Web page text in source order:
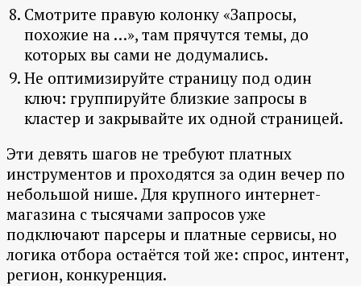
Смотрите правую колонку «Запросы,
похожие на …», там прячутся темы, до
которых вы сами не додумались.
Не оптимизируйте страницу под один
ключ: группируйте близкие запросы в
кластер и закрывайте их одной страницей.
Эти девять шагов не требуют платных
инструментов и проходятся за один вечер по
небольшой нише. Для крупного интернет-
магазина с тысячами запросов уже
подключают парсеры и платные сервисы, но
логика отбора остаётся той же: спрос, интент,
регион, конкуренция.